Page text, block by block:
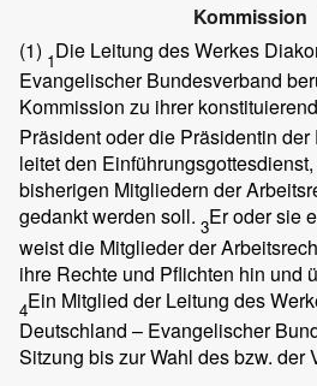
Kommission
(1) 1Die Leitung des Werkes
Evangelischer Bundesverband
Kommission zu ihrer
Präsident oder die Präsidentin
leitet den
bisherigen Mitgliedern der
gedankt werden soll. 3Er oder sie
weist die Mitglieder der
ihre Rechte und Pflichten hin und
4Ein Mitglied der Leitung des
Deutschland – Evangelischer
Sitzung bis zur Wahl des bzw. der